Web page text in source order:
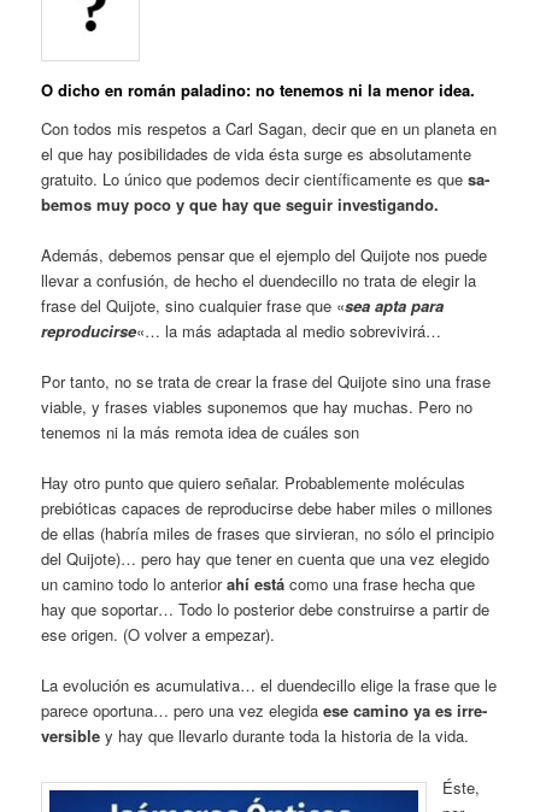
O dicho en román paladino: no tenemos ni la menor idea.
Con todos mis respetos a Carl Sagan, de­cir que en un planeta en
el que hay posibilidades de vida ésta surge es absolutamente
gratuito. Lo único que pode­mos decir científicamente es quesa­
bemos muy poco y que hay que seguir investi­gando.
Además, debemos pensar que el ejemplo del Quijote nos puede
llevar a confusión, de hecho el duendecillo no trata de elegir la
frase del Quijote, sino cualquier frase que «sea apta para
reproducirse«… la más adaptada al me­dio sobrevivirá…
Por tanto, no se trata de crear la frase del Quijote sino una frase
viable, y frases viables suponemos que hay muchas. Pero no
tenemos ni la más remota idea de cuáles son
Hay otro punto que quiero señalar. Pro­bablemente moléculas
prebióticas capaces de reproducirse debe haber miles o millones
de ellas (habría miles de frases que sirvieran, no sólo el principio
del Quijote)… pero hay que tener en cuenta que una vez elegido
un camino todo lo anteriorahí está como una frase hecha que
hay que soportar… Todo lo posterior debe construirse a partir de
ese origen. (O volver a empezar).
La evolución es acumulativa… el duen­decillo elige la frase que le
parece oportuna… pero una vez elegida ese camino ya es irre­
versibley hay que llevarlo durante toda la historia de la vida.
Éste,